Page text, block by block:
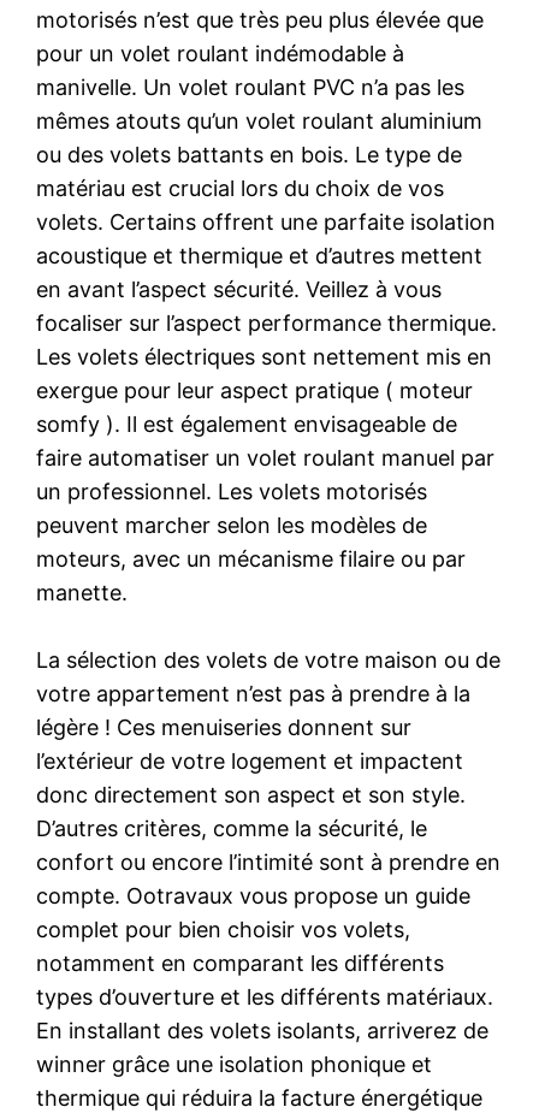
motorisés n’est que très peu plus élevée que
pour un volet roulant indémodable à
manivelle. Un volet roulant PVC n’a pas les
mêmes atouts qu’un volet roulant aluminium
ou des volets battants en bois. Le type de
matériau est crucial lors du choix de vos
volets. Certains offrent une parfaite isolation
acoustique et thermique et d’autres mettent
en avant l’aspect sécurité. Veillez à vous
focaliser sur l’aspect performance thermique.
Les volets électriques sont nettement mis en
exergue pour leur aspect pratique ( moteur
somfy ). Il est également envisageable de
faire automatiser un volet roulant manuel par
un professionnel. Les volets motorisés
peuvent marcher selon les modèles de
moteurs, avec un mécanisme filaire ou par
manette.
La sélection des volets de votre maison ou de
votre appartement n’est pas à prendre à la
légère ! Ces menuiseries donnent sur
l’extérieur de votre logement et impactent
donc directement son aspect et son style.
D’autres critères, comme la sécurité, le
confort ou encore l’intimité sont à prendre en
compte. Ootravaux vous propose un guide
complet pour bien choisir vos volets,
notamment en comparant les différents
types d’ouverture et les différents matériaux.
En installant des volets isolants, arriverez de
winner grâce une isolation phonique et
thermique qui réduira la facture énergétique